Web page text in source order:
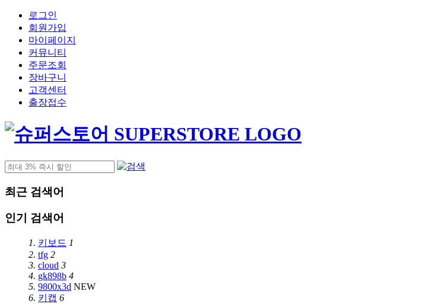
로그인
회원가입
마이페이지
커뮤니티
주문조회
장바구니
고객센터
출장접수
최근 검색어
인기 검색어
1. 키보드 1
2. tfg 2
3. cloud 3
4. gk898b 4
5. 9800x3d NEW
6. 키캡 6